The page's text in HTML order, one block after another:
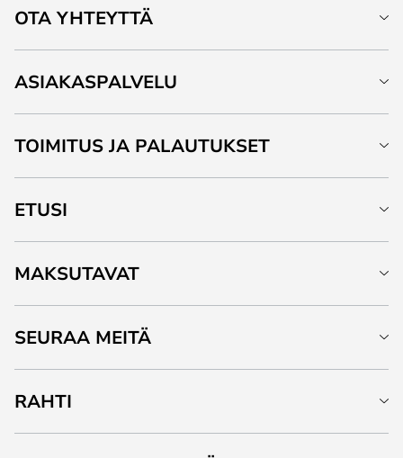
OTA YHTEYTTÄ
ASIAKASPALVELU
TOIMITUS JA PALAUTUKSET
ETUSI
MAKSUTAVAT
SEURAA MEITÄ
RAHTI